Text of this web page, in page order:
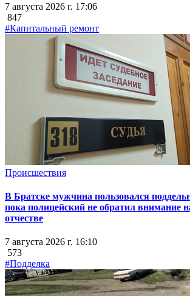
7 августа 2026 г. 17:06
847
#Капитальный ремонт
Происшествия
В Братске мужчина пользовался
пока полицейский не обратил внимание
отчестве
7 августа 2026 г. 16:10
573
#Подделка